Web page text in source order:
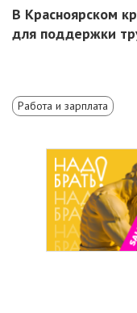
В Красноярском
для поддержки
Работа и зарплата